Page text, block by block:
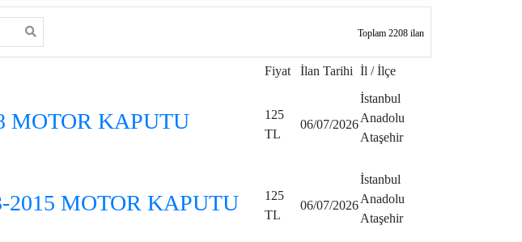
Toplam 2208 ilan
Fiyat İlan Tarihi İl / İlçe
MOTOR KAPUTU
125
TL
06/07/2026
İstanbul
Anadolu
Ataşehir
2015 MOTOR KAPUTU
125
TL
06/07/2026
İstanbul
Anadolu
Ataşehir